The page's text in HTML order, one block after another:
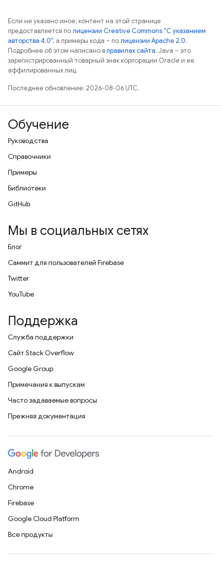
Если не указано иное, контент на этой странице
предоставляется полицензии Creative Commons "С указанием
авторства 4.0", а примеры кода – полицензии Apache 2.0.
Подробнее об этом написано вправилах сайта. Java – это
зарегистрированный товарный знак корпорации Oracle и ее
аффилированных лиц.
Последнее обновление: 2026-08-06 UTC.
Обучение
Руководства
Справочники
Примеры
Библиотеки
GitHub
Мы в социальных сетях
Блог
Саммит для пользователей Firebase
Twitter
YouTube
Поддержка
Служба поддержки
Сайт Stack Overflow
Google Group
Примечания к выпускам
Часто задаваемые вопросы
Прежняя документация
Android
Chrome
Firebase
Google Cloud Platform
Все продукты